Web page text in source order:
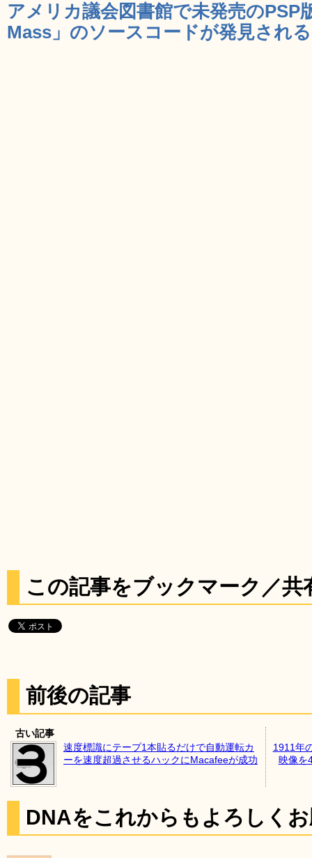
アメリカ議会図書館で未発売の
Mass」のソースコードが発見され
この記事をブックマーク／共
前後の記事
古い記事
速度標識にテープ1本貼るだけで自動運転カ
ーを速度超過させるハックにMacafeeが成功
1911年
映像を
DNAをこれからもよろしく